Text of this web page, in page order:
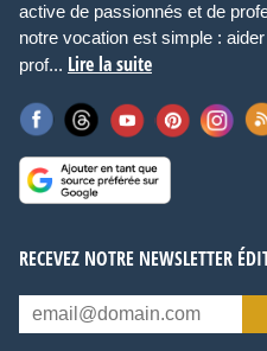
active de passionnés et de
notre vocation est simple :
prof... Lire la suite
RECEVEZ NOTRE NEWSLETTER